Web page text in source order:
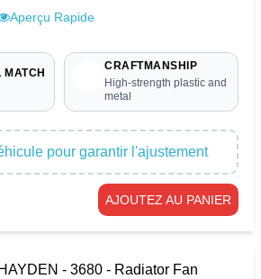
Aperçu Rapide
MATCH
CRAFTMANSHIP
High-strength plastic and
metal
pour garantir l'ajustement
AJOUTEZ AU PANIER
HAYDEN - 3680 - Radiator Fan